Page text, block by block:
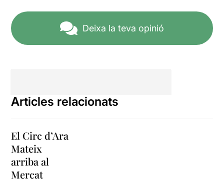
Deixa la teva opinió
Articles relacionats
El Circ d’Ara
Mateix
arriba al
Mercat